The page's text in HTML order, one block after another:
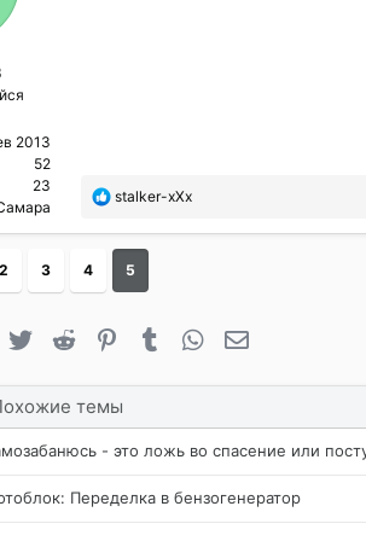
2013
52
23
П
б
д
и
л
и
stalker-xXx
2 3 4 5
Facebook
Twitter Reddit PinterestTumblr WhatsApp
темы
- это ложь во спасение или
Переделка в бензогенератор